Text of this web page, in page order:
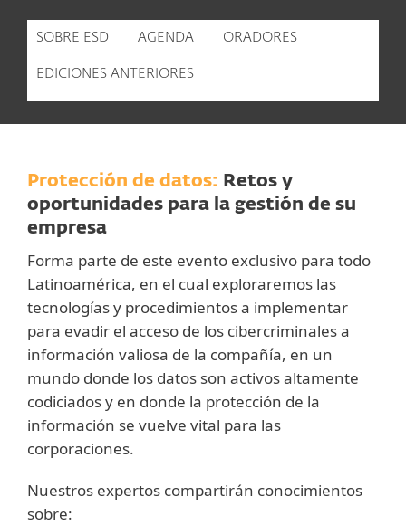
SOBRE ESD AGENDA ORADORES
EDICIONES ANTERIORES
Protección de datos: Retos y
oportunidades para la gestión de su
empresa
Forma parte de este evento exclusivo para todo
Latinoamérica, en el cual exploraremos las
tecnologías y procedimientos a implementar
para evadir el acceso de los cibercriminales a
información valiosa de la compañía, en un
mundo donde los datos son activos altamente
codiciados y en donde la protección de la
información se vuelve vital para las
corporaciones.
Nuestros expertos compartirán conocimientos
sobre: